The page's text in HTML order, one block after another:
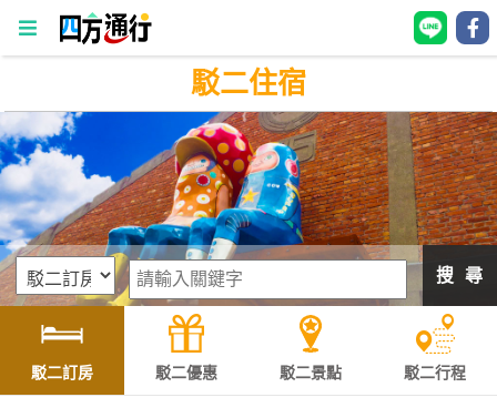
四
方
通
行
訂
房
灣
訂
房
駁二住宿
搜 尋
駁二訂房 駁二優惠 駁二景點 駁二行程